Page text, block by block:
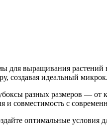
для выращивания растений
создавая идеальный
разных размеров —
и совместимость с
оптимальные условия